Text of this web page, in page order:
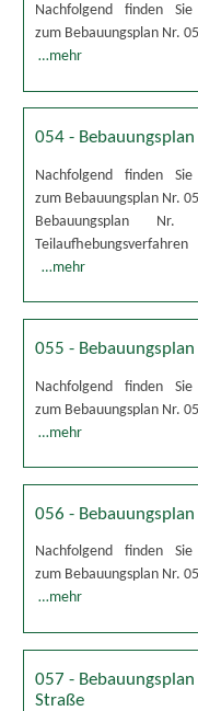
Nachfolgend finden
zum Bebauungsplan Nr.
…mehr
054 -
Nachfolgend finden
zum Bebauungsplan Nr.
Bebauungsplan
Teilaufhebungsverfahren
…mehr
055 - Bebauungsplan
Nachfolgend finden
zum Bebauungsplan Nr.
…mehr
056 -
Nachfolgend finden
zum Bebauungsplan Nr.
…mehr
057 -
Straße